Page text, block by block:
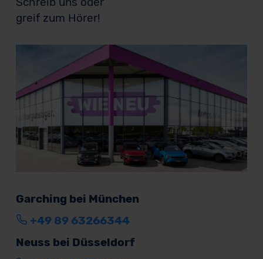
greif zum Hörer!
Garching bei München
+49 89 63266344
Neuss bei Düsseldorf